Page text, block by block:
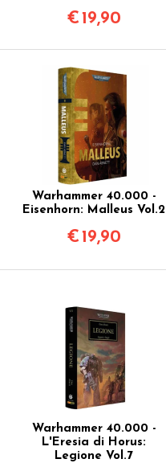
€ 19,90
Warhammer 40.000 -
Eisenhorn: Malleus Vol.2
€ 19,90
Warhammer 40.000 -
L'Eresia di Horus:
Legione Vol.7